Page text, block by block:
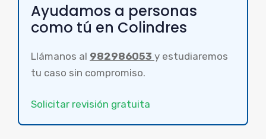
Ayudamos a personas
como tú en Colindres
Llámanos al 982986053 y estudiaremos
tu caso sin compromiso.
Solicitar revisión gratuita